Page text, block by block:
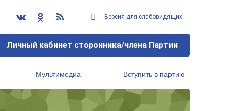
Версия для слабовидящих
Личный кабинет сторонника/члена Партии
Мультимедиа Вступить в партию